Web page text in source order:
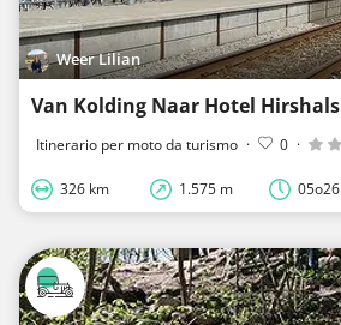
Weer Lilian
Van Kolding Naar Hotel Hirshals
Itinerario per moto da turismo · 0 ·
326 km 1.575 m 05o26